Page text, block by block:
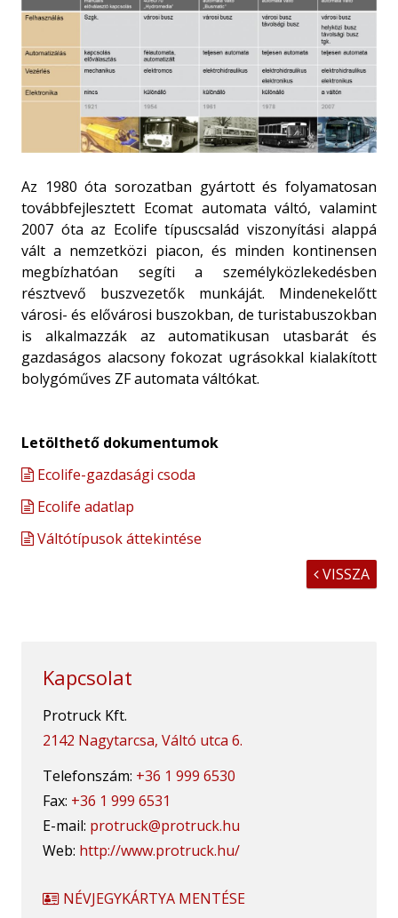
Az 1980 óta sorozatban gyártott és folyamatosan
továbbfejlesztett Ecomat automata váltó, valamint
2007 óta az Ecolife típuscsalád viszonyítási alappá
vált a nemzetközi piacon, és minden kontinensen
megbízhatóan segíti a személyközlekedésben
résztvevő buszvezetők munkáját. Mindenekelőtt
városi- és elővárosi buszokban, de turistabuszokban
is alkalmazzák az automatikusan utasbarát és
gazdaságos alacsony fokozat ugrásokkal kialakított
bolygóműves ZF automata váltókat.
Letölthető dokumentumok
Ecolife-gazdasági csoda
Ecolife adatlap
Váltótípusok áttekintése
 VISSZA
Kapcsolat
Protruck Kft.
2142 Nagytarcsa, Váltó utca 6.
Telefonszám: +36 1 999 6530
Fax: +36 1 999 6531
E-mail: protruck@protruck.hu
Web: http://www.protruck.hu/
NÉVJEGYKÁRTYA MENTÉSE